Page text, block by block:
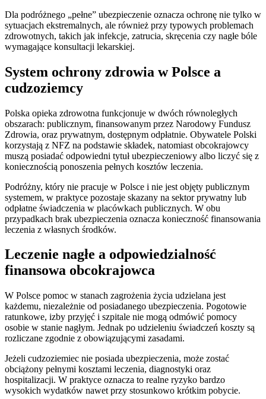
Dla podróżnego „pełne” ubezpieczenie oznacza ochronę nie tylko w
sytuacjach ekstremalnych, ale również przy typowych problemach
zdrowotnych, takich jak infekcje, zatrucia, skręcenia czy nagłe bóle
wymagające konsultacji lekarskiej.
System ochrony zdrowia w Polsce a
cudzoziemcy
Polska opieka zdrowotna funkcjonuje w dwóch równoległych
obszarach: publicznym, finansowanym przez Narodowy Fundusz
Zdrowia, oraz prywatnym, dostępnym odpłatnie. Obywatele Polski
korzystają z NFZ na podstawie składek, natomiast obcokrajowcy
muszą posiadać odpowiedni tytuł ubezpieczeniowy albo liczyć się z
koniecznością ponoszenia pełnych kosztów leczenia.
Podróżny, który nie pracuje w Polsce i nie jest objęty publicznym
systemem, w praktyce pozostaje skazany na sektor prywatny lub
odpłatne świadczenia w placówkach publicznych. W obu
przypadkach brak ubezpieczenia oznacza konieczność finansowania
leczenia z własnych środków.
Leczenie nagłe a odpowiedzialność
finansowa obcokrajowca
W Polsce pomoc w stanach zagrożenia życia udzielana jest
każdemu, niezależnie od posiadanego ubezpieczenia. Pogotowie
ratunkowe, izby przyjęć i szpitale nie mogą odmówić pomocy
osobie w stanie nagłym. Jednak po udzieleniu świadczeń koszty są
rozliczane zgodnie z obowiązującymi zasadami.
Jeżeli cudzoziemiec nie posiada ubezpieczenia, może zostać
obciążony pełnymi kosztami leczenia, diagnostyki oraz
hospitalizacji. W praktyce oznacza to realne ryzyko bardzo
wysokich wydatków nawet przy stosunkowo krótkim pobycie.